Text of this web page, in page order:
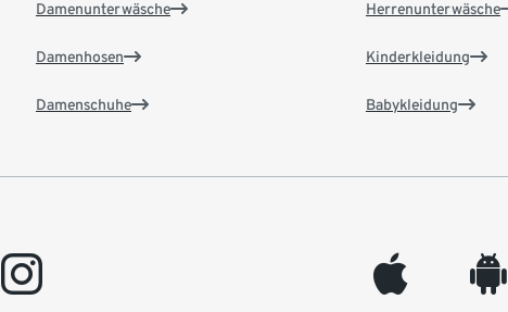
Damenunterwäsche
Damenhosen
Damenschuhe
Herrenunterwäsche
Kinderkleidung
Babykleidung
instagram appleinc android